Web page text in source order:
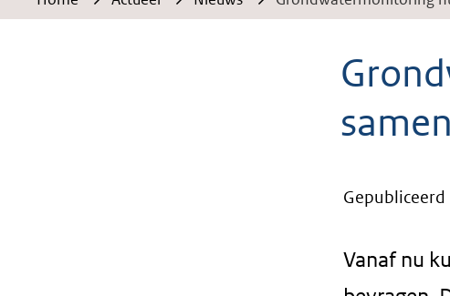
worden
Vanaf nu